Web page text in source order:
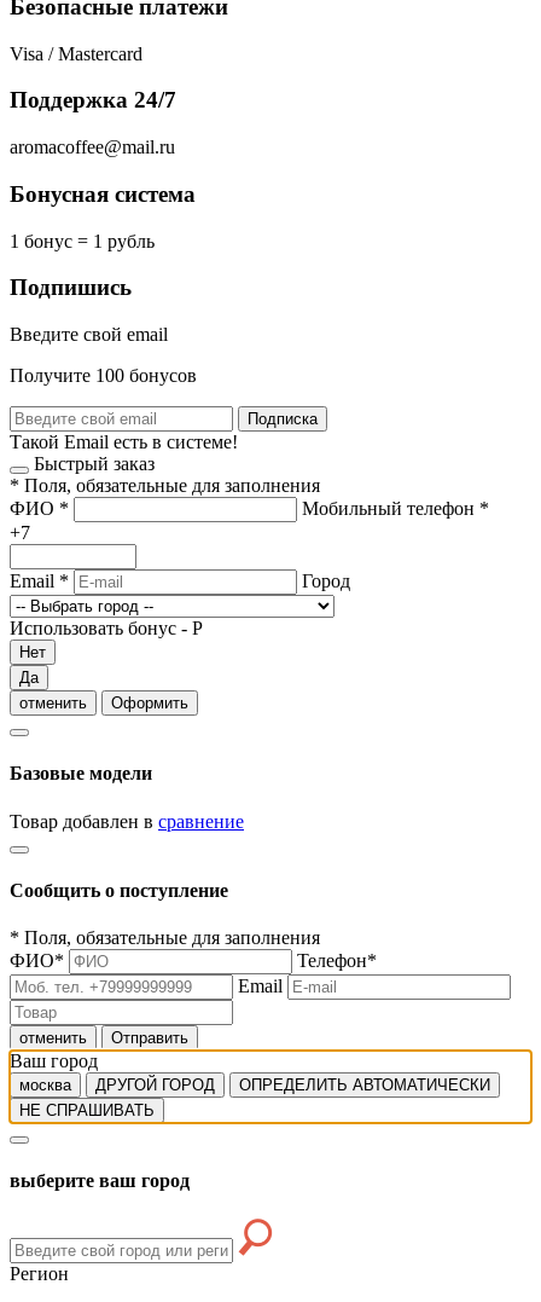
Безопасные платежи
Visa / Mastercard
Поддержка 24/7
aromacoffee@mail.ru
Бонусная система
1 бонус = 1 рубль
Подпишись
Введите свой email
Получите 100 бонусов
Подписка
Такой Email есть в системе!
Быстрый заказ
* Поля, обязательные для заполнения
ФИО * Мобильный телефон *
+7
Email * Город
Использовать бонус - Р
Нет
Да
отменить
Оформить
Базовые модели
Товар добавлен в сравнение
Сообщить о поступление
* Поля, обязательные для заполнения
ФИО* Телефон*
Email
отменить Отправить
Ваш город
москва ДРУГОЙ ГОРОД
ОПРЕДЕЛИТЬ АВТОМАТИЧЕСКИ
НЕ СПРАШИВАТЬ
выберите ваш город
Регион